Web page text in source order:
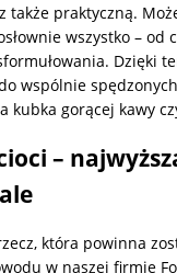
także praktyczną.
wszystko – od
Dzięki
wspólnie
kubka gorącej kawy
–
która powinna
w naszej firmie